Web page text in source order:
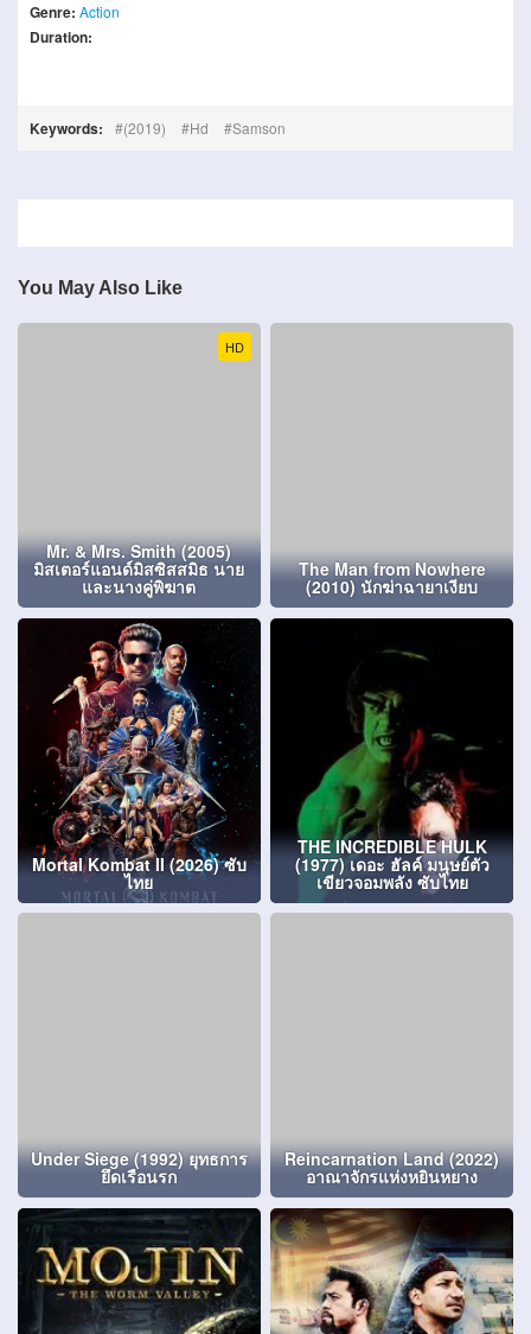
Genre: Action
Duration:
Keywords: (2019) Hd Samson
You May Also Like
HD
Mr. & Mrs. Smith (2005)
มิสเตอร์แอนด์มิสซิสสมิธ นาย
และนางคู่พิฆาต
The Man from Nowhere
(2010) นักฆ่าฉายาเงียบ
Mortal Kombat II (2026) ซับ
ไทย
THE INCREDIBLE HULK
(1977) เดอะ ฮัลค์ มนุษย์ตัว
เขียวจอมพลัง ซับไทย
Under Siege (1992) ยุทธการ
ยึดเรือนรก
Reincarnation Land (2022)
อาณาจักรแห่งหยินหยาง